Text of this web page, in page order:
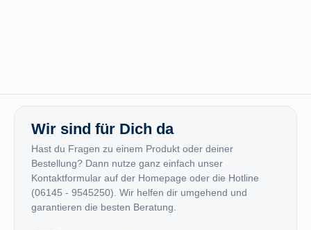
Wir sind für Dich da
Hast du Fragen zu einem Produkt oder deiner
Bestellung? Dann nutze ganz einfach unser
Kontaktformular auf der Homepage oder die Hotline
(06145 - 9545250). Wir helfen dir umgehend und
garantieren die besten Beratung.